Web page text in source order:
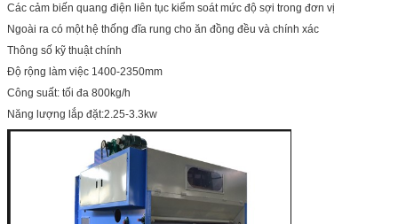
Các cảm biến quang điện liên tục kiểm soát mức độ sợi trong đơn vị
Ngoài ra có một hệ thống đĩa rung cho ăn đồng đều và chính xác
Thông số kỹ thuật chính
Độ rộng làm việc 1400-2350mm
Công suất: tối đa 800kg/h
Năng lượng lắp đặt:2.25-3.3kw